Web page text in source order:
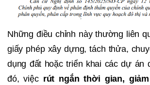
Những điều chỉnh này thường liên
giấy phép xây dựng, tách thửa,
dụng đất hoặc triển khai các dự án
đó, việc rút ngắn thời gian,